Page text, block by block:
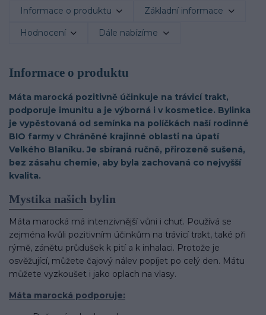
Informace o produktu Základní informace
Hodnocení Dále nabízíme
Informace o produktu
Máta marocká pozitivně účinkuje na trávicí trakt,
podporuje imunitu a je výborná i v kosmetice. Bylinka
je vypěstovaná od semínka na políčkách naší rodinné
BIO farmy v Chráněné krajinné oblasti na úpatí
Velkého Blaníku. Je sbíraná ručně, přirozeně sušená,
bez zásahu chemie, aby byla zachovaná co nejvyšší
kvalita.
Mystika našich bylin
Máta marocká má intenzivnější vůni i chuť. Používá se
zejména kvůli pozitivním účinkům na trávicí trakt, také při
rýmě, zánětu průdušek k pití a k inhalaci. Protože je
osvěžující, můžete čajový nálev popíjet po celý den. Mátu
můžete vyzkoušet i jako oplach na vlasy.
Máta marocká podporuje: